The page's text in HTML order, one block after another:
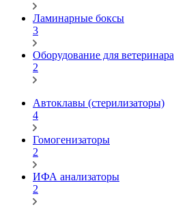
Ламинарные боксы
3
Оборудование для ветеринара
2
Автоклавы (стерилизаторы)
4
Гомогенизаторы
2
ИФА анализаторы
2